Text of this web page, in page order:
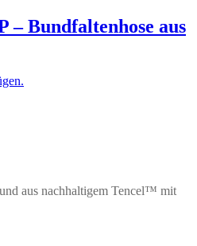
– Bundfaltenhose aus
aus nachhaltigem Tencel™ mit